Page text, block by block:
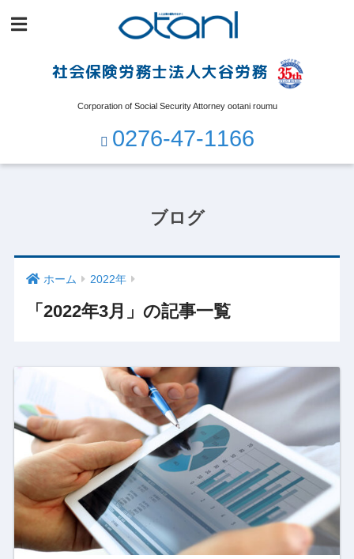
社会保険労務士法人大谷労務
Corporation of Social Security Attorney ootani roumu
0276-47-1166
ブログ
ホーム 2022年
「2022年3月」の記事一覧